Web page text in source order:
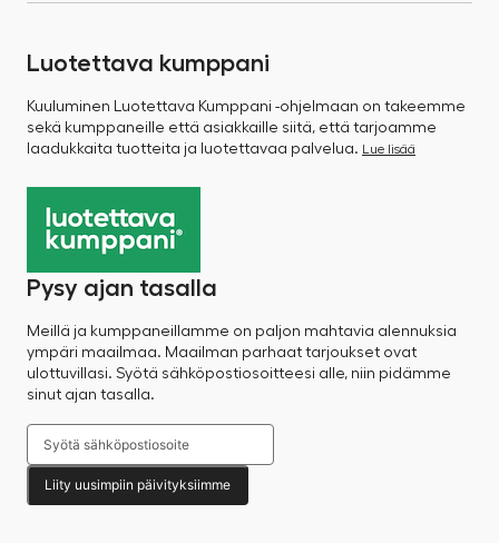
Luotettava kumppani
Kuuluminen Luotettava Kumppani -ohjelmaan on takeemme
sekä kumppaneille että asiakkaille siitä, että tarjoamme
laadukkaita tuotteita ja luotettavaa palvelua. Lue lisää
Pysy ajan tasalla
Meillä ja kumppaneillamme on paljon mahtavia alennuksia
ympäri maailmaa. Maailman parhaat tarjoukset ovat
ulottuvillasi. Syötä sähköpostiosoitteesi alle, niin pidämme
sinut ajan tasalla.
Liity uusimpiin päivityksiimme